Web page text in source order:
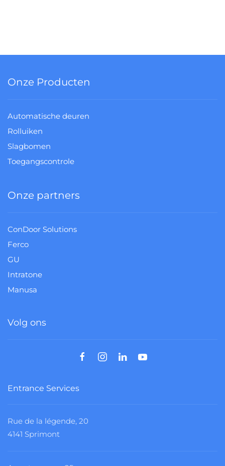
Onze Producten
Automatische deuren
Rolluiken
Slagbomen
Toegangscontrole
Onze partners
ConDoor Solutions
Ferco
GU
Intratone
Manusa
Volg ons
Entrance Services
Rue de la légende, 20
4141 Sprimont